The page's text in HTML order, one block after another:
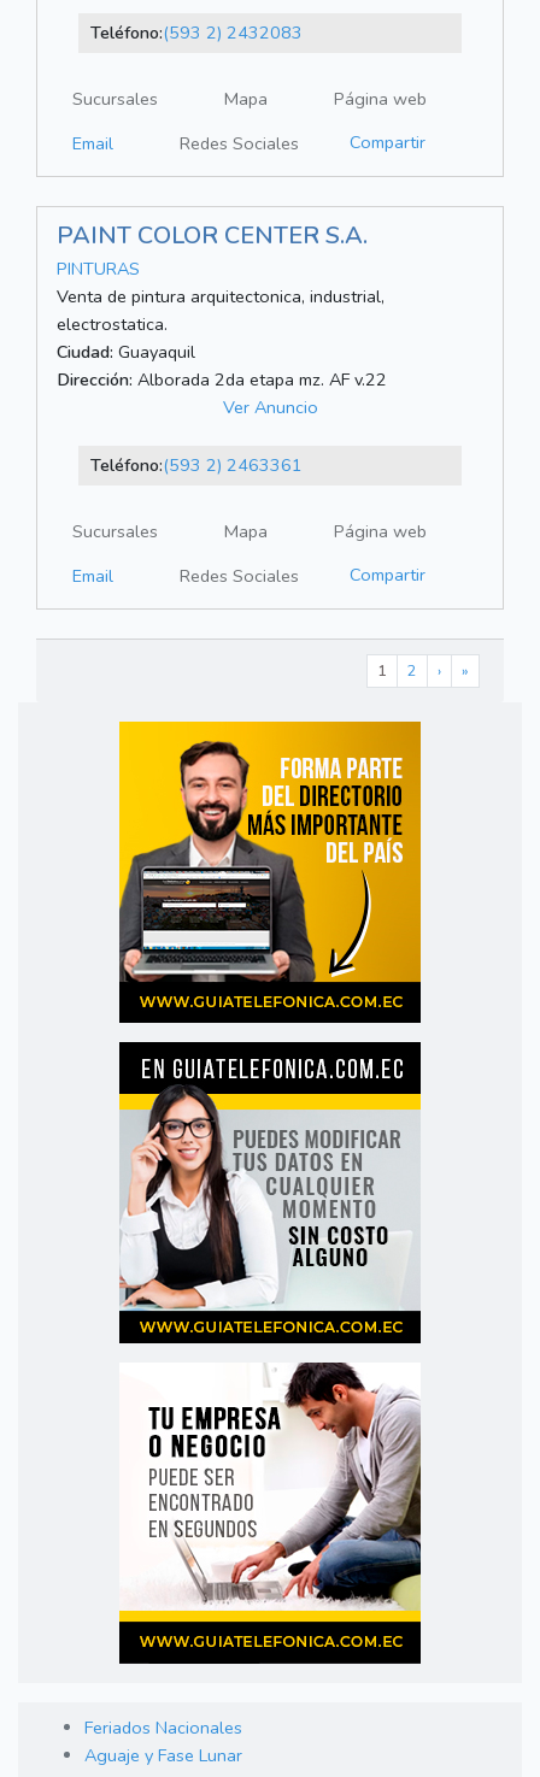
Teléfono:(593 2) 2432083
Sucursales Mapa
Página web
Email
Redes Sociales Compartir
PAINT COLOR CENTER S.A.
PINTURAS
Venta de pintura arquitectonica, industrial,
electrostatica.
Ciudad: Guayaquil
Dirección: Alborada 2da etapa mz. AF v.22
Ver Anuncio
Teléfono:(593 2) 2463361
Sucursales Mapa
Página web
Email
Redes Sociales Compartir
1 2 › »
Feriados Nacionales
Aguaje y Fase Lunar